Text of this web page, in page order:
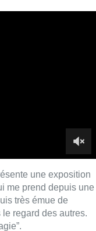
pour notamment
XII située à
ouvre